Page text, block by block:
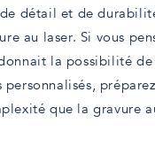
détail et de
au laser. Si vous
la possibilité de
que la gravure